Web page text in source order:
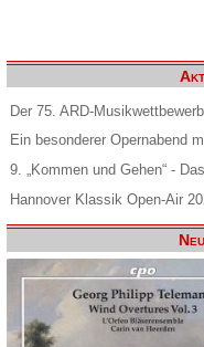
Der 75. ARD-
Ein besonderer Opernabend
9. „Kommen und Gehen“ -
Hannover Klassik Open-Air